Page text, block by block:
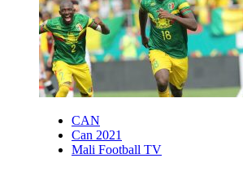
CAN
Can 2021
Mali Football TV